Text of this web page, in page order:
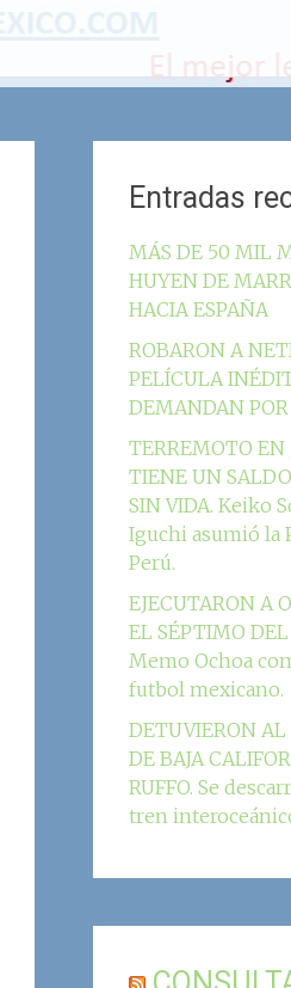
Entradas
MÁS DE 50 MIL
HUYEN DE
HACIA ESPAÑA
ROBARON A
PELÍCULA
DEMANDAN
TERREMOTO EN
TIENE UN
SIN VIDA. Keiko
Iguchi asumió la
Perú.
EJECUTARON A
EL SÉPTIMO
Memo Ochoa
futbol mexicano.
DETUVIERON
DE BAJA
RUFFO. Se
tren